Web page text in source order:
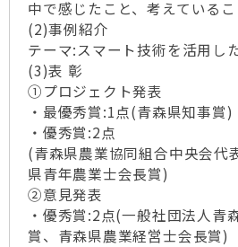
中で感じたこと、考えているこ
(2)事例紹介
テーマ:スマート技術を活用し
(3)表 彰
①プロジェクト発表
・最優秀賞:1点(青森県知事賞)
・優秀賞:2点
(青森県農業協同組合中央会代
県青年農業士会長賞)
②意見発表
・優秀賞:2点(一般社団法人青
賞、青森県農業経営士会長賞)